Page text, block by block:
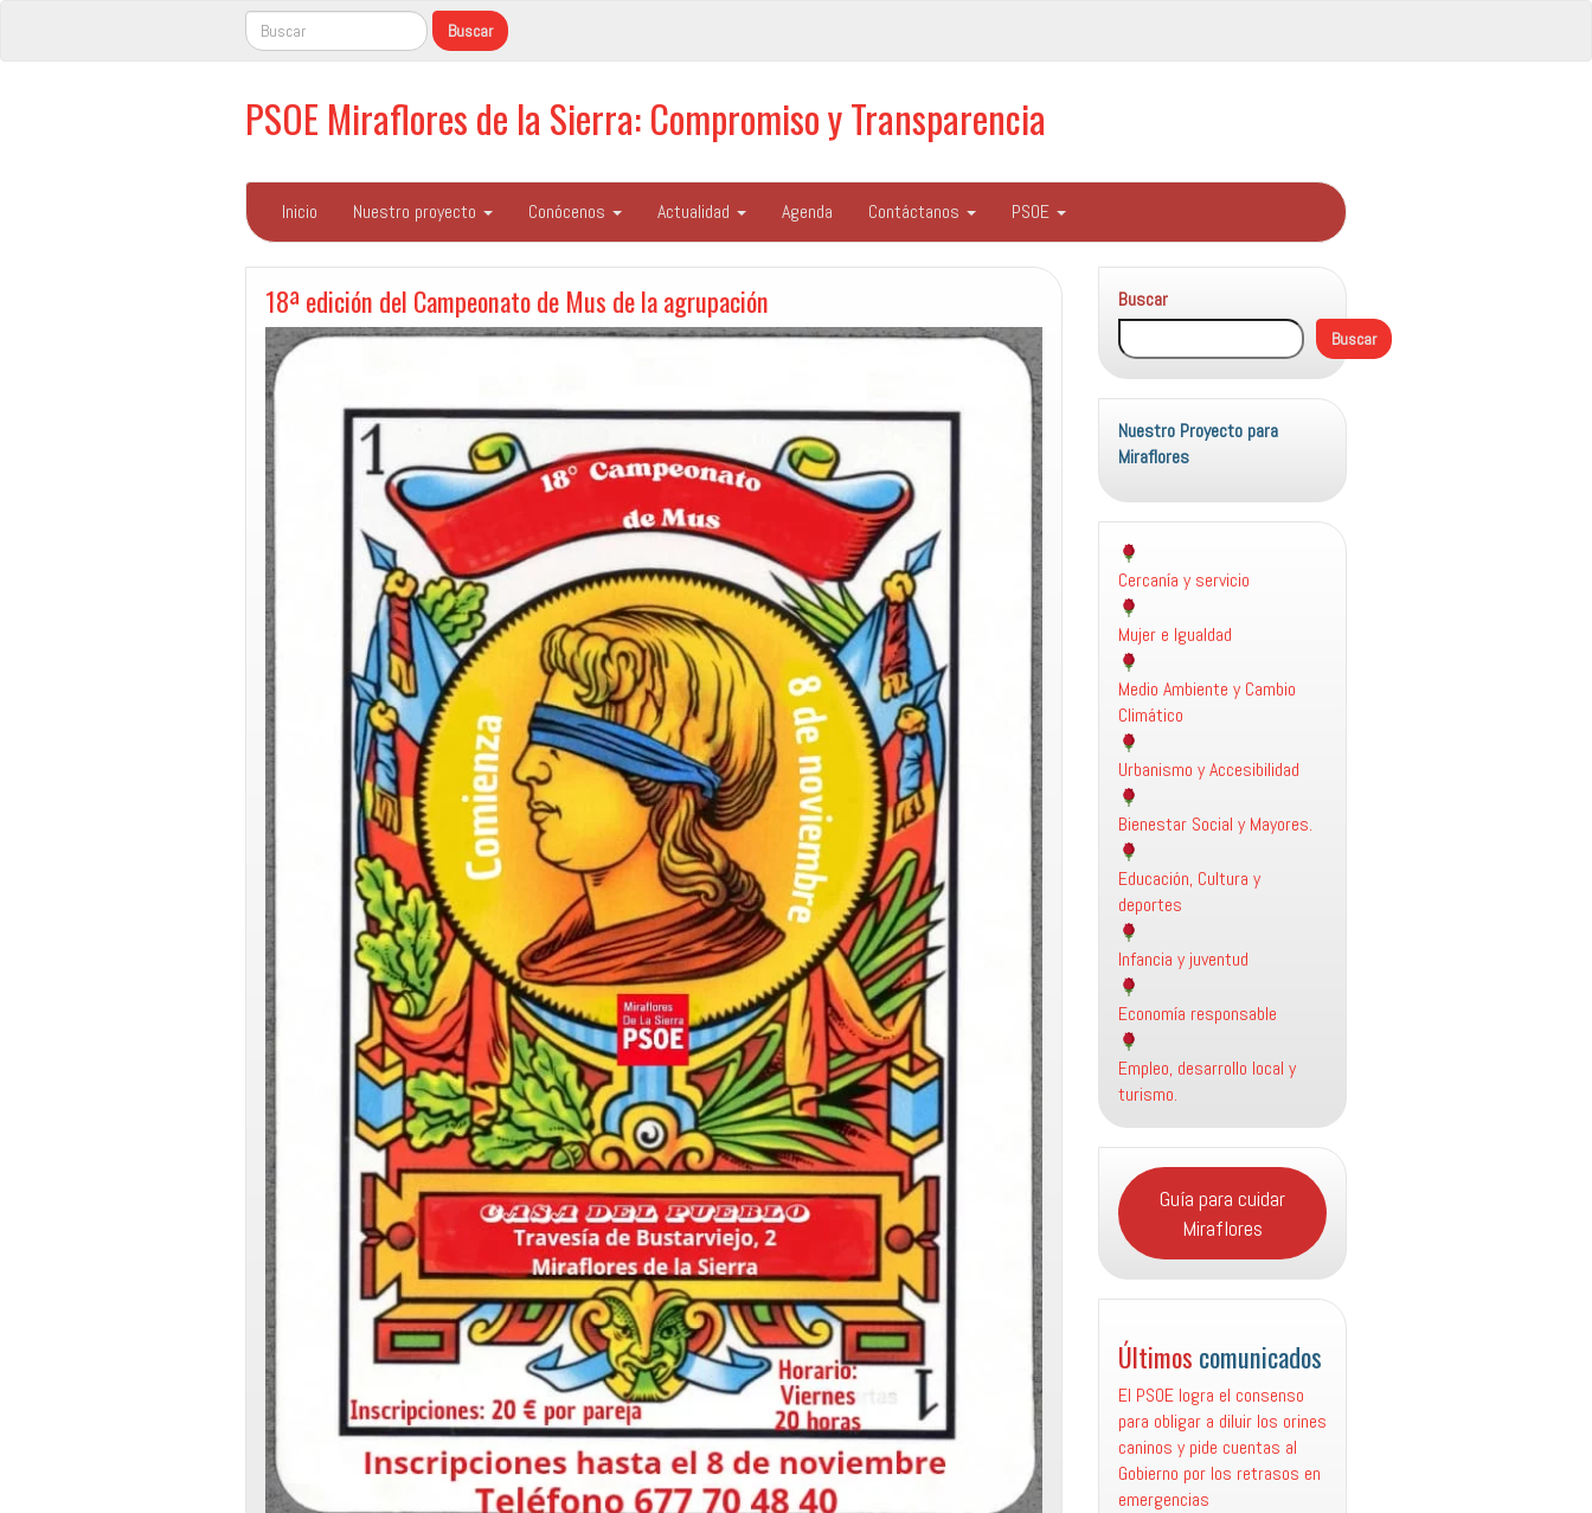
PSOE Miraflores de la Sierra: Compromiso y Transparencia
Inicio Nuestro proyecto Conócenos Actualidad Agenda Contáctanos PSOE
18ª edición del Campeonato de Mus de la agrupación Buscar
Buscar
Nuestro Proyecto para
Miraflores
Cercanía y servicio
Mujer e Igualdad
Medio Ambiente y Cambio
Climático
Urbanismo y Accesibilidad
Bienestar Social y Mayores.
Educación, Cultura y
deportes
Infancia y juventud
Economía responsable
Empleo, desarrollo local y
turismo.
Guía para cuidar
Miraflores
Últimos comunicados
El PSOE logra el consenso
para obligar a diluir los orines
caninos y pide cuentas al
Gobierno por los retrasos en
emergencias